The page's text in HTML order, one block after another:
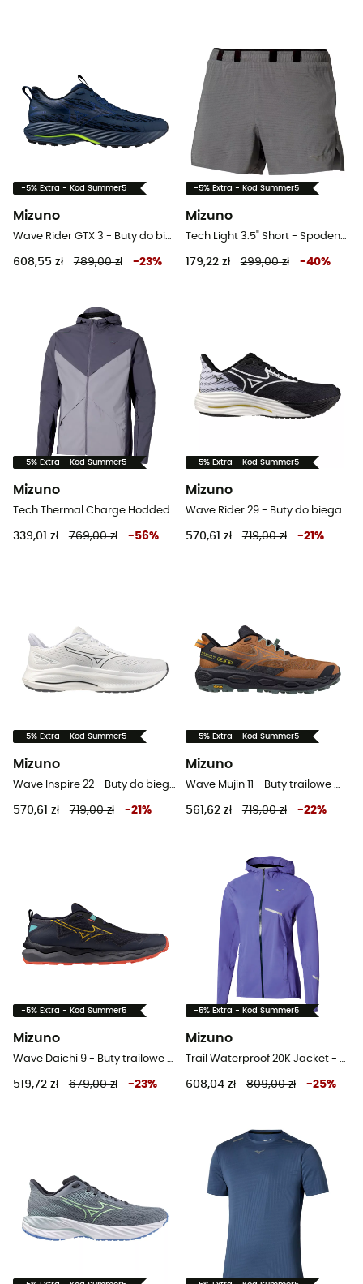
-5% Extra - Kod Summer5
Mizuno
608,55 zł 789,00 zł -23%
-5% Extra - Kod Summer5
Mizuno
179,22 zł 299,00 zł -40%
-5% Extra - Kod Summer5
Mizuno
339,01 zł 769,00 zł -56%
-5% Extra - Kod Summer5
Mizuno
570,61 zł 719,00 zł -21 %
-5% Extra - Kod Summer5
Mizuno
570,61 zł 719,00 zł -21 %
-5% Extra - Kod Summer5
Mizuno
561,62 zł 719,00 zł -22%
-5% Extra - Kod Summer5
Mizuno
519,72 zł 679,00 zł -23%
-5% Extra - Kod Summer5
Mizuno
608,04 zł 809,00 zł -25%